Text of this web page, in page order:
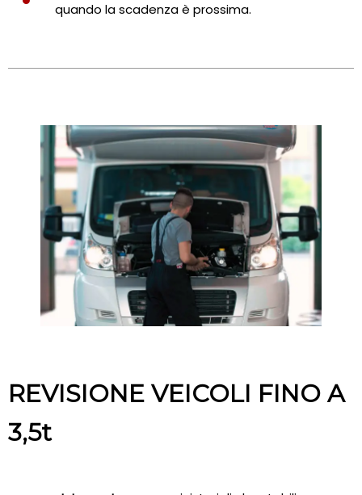
quando la scadenza è prossima.
REVISIONE VEICOLI FINO A
3,5t